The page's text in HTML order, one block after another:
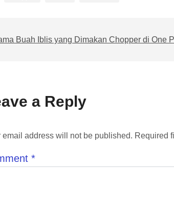
pos
Buah Iblis yang Dimakan Chopper di One
a Reply
email address will not be published. Required
*